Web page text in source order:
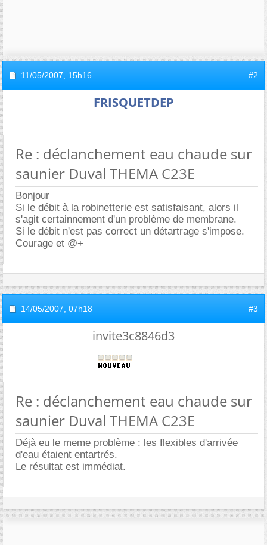
11/05/2007, 15h16 #2
FRISQUETDEP
Re : déclanchement eau chaude sur
saunier Duval THEMA C23E
Bonjour
Si le débit à la robinetterie est satisfaisant, alors il
s'agit certainnement d'un problème de membrane.
Si le débit n'est pas correct un détartrage s'impose.
Courage et @+
14/05/2007, 07h18 #3
invite3c8846d3
Re : déclanchement eau chaude sur
saunier Duval THEMA C23E
Déjà eu le meme problème : les flexibles d'arrivée
d'eau étaient entartrés.
Le résultat est immédiat.